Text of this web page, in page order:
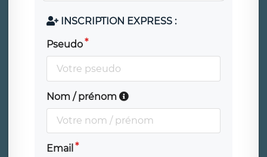
INSCRIPTION EXPRESS :
Pseudo
Nom / prénom
Email